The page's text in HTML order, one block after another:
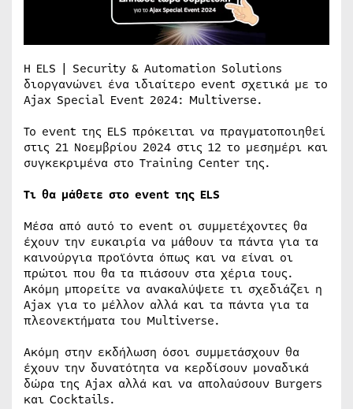
Η ELS | Security & Automation Solutions
διοργανώνει ένα ιδιαίτερο event σχετικά με το
Ajax Special Event 2024: Multiverse.
Το event της ELS πρόκειται να πραγματοποιηθεί
στις 21 Νοεμβρίου 2024 στις 12 το μεσημέρι και
συγκεκριμένα στο Training Center της.
Τι θα μάθετε στο event της ELS
Μέσα από αυτό το event οι συμμετέχοντες θα
έχουν την ευκαιρία να μάθουν τα πάντα για τα
καινούργια προϊόντα όπως και να είναι οι
πρώτοι που θα τα πιάσουν στα χέρια τους.
Ακόμη μπορείτε να ανακαλύψετε τι σχεδιάζει η
Ajax για το μέλλον αλλά και τα πάντα για τα
πλεονεκτήματα του Multiverse.
Ακόμη στην εκδήλωση όσοι συμμετάσχουν θα
έχουν την δυνατότητα να κερδίσουν μοναδικά
δώρα της Ajax αλλά και να απολαύσουν Burgers
και Cocktails.